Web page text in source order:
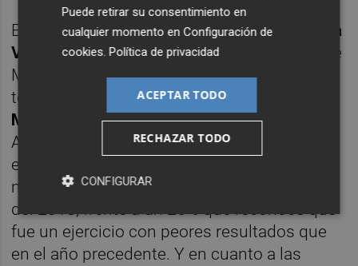
El estudio, que ha corrido a cargo de
Sabrina
Veral Borja, responsable del Observatorio de
Mercado del ITC;Marta Lázaro Capdevila
técnica del mismo observatorio; y
Martínez Mañá, directora de Márketing de
Asebec, se concluye que el 75% de las
empresas que han participado en el estudio
mejoraron sus ventas nacionales a lo largo
del 2018, frente a un 25% que reconoce que
fue un ejercicio con peores resultados que
en el año precedente. Y en cuanto a las
Puede retirar su consentimiento en
cualquier momento enConfiguración de
cookies.Política de privacidad
ACEPTAR TODO
RECHAZAR TODO
CONFIGURAR